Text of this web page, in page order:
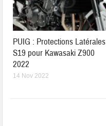
PUIG : Protections Latérales
S19 pour Kawasaki Z900
2022
14 Nov 2022